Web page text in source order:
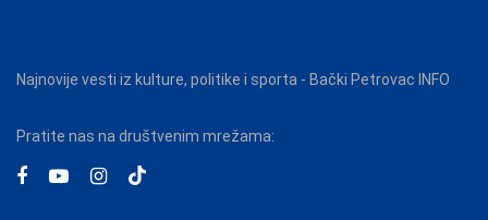
Najnovije vesti iz kulture, politike i sporta - Bački Petrovac INFO
Pratite nas na društvenim mrežama: